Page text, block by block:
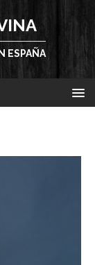
ESPAÑA